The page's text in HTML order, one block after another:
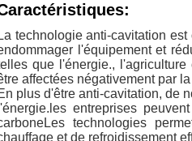
technologie anti-cavitation
l'équipement et
que l'énergie.,
affectées négativement par
plus d'être anti-cavitation, de
entreprises
technologies
et de refroidissement